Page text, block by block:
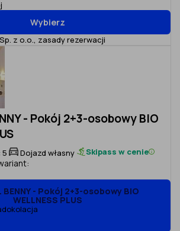
Wybierz
z o.o., zasady rezerwacji
- Pokój 2+3-osobowy BIO
5 Dojazd własny Skipass w cenie
BENNY - Pokój 2+3-osobowy BIO
WELLNESS PLUS